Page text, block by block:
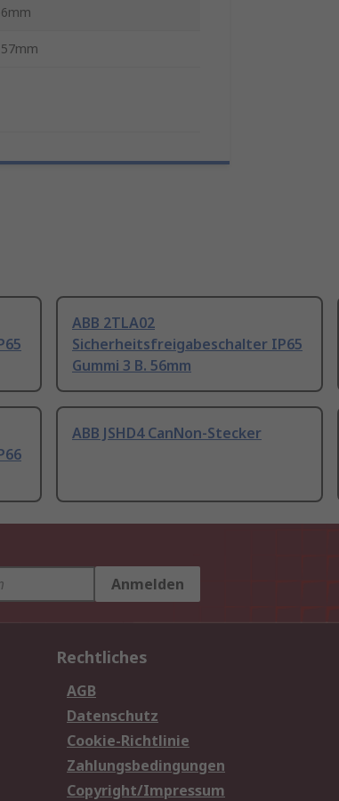
ABB 2TLA02
Sicherheitsfreigabeschalter IP65
Gummi 3 B. 56mm
ABB JSHD4 CanNon-Stecker
Anmelden
Rechtliches
AGB
Datenschutz
Cookie-Richtlinie
Zahlungsbedingungen
Copyright/Impressum